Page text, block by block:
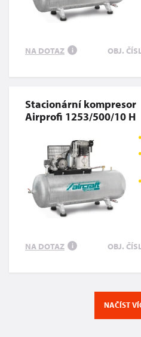
NA DOTAZ i OBJ.
Stacionární kompresor
Airprofi 1253/500/10 H
NA DOTAZ i OBJ.
NAČÍST